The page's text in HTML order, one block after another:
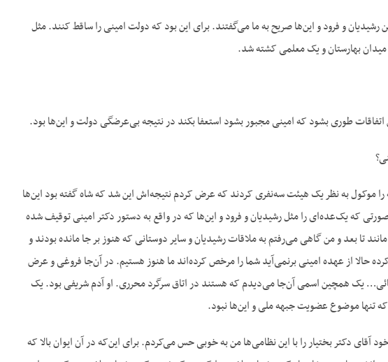
و فرود و این‌ها صریح به ما می‌گفتند. برای این بود که دولت امینی را ساقط کنند. مثل
بهارستان و یک معلمی کشته شد.
طوری بشود که امینی مجبور بشود استعفا بکند در نتیجه بی‌عرضگی دولت و این‌ها بود.
را موکول به نظر یک هیئت سه‌نفری کردند که عرض کردم نتیجه‌اش این شد که شاه گفته بود این‌ها
که یک‌عده‌ای را مثل رشیدیان و فرود و این‌ها که در واقع به دستور دکتر امینی توقیف شده
تا بعد و من گاهی می‌رفتم به ملاقات رشیدیان و سایر دوستانی که هنوز بر جا مانده بودند و
حالا از عهده امینی برنمی‌آید شما را مرخص کرده‌اند ما هنوز هستیم. در آن‌جا فروغی و عرض
یک همچین اسمی آن‌جا می‌دیدم که هستند در اتاق سرگرد محرری. او آدم شریفی بود. یک
تنها موضوع عضویت جبهه ملی و این‌ها نبود.
آقای دکتر بختیار را با این نظامی‌ها من به خوبی حس می‌کردم. برای این‌که در آن ایوان بالا که